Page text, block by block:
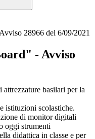
28966 del 6/09/2021
- Avviso
basilari per la
istituzioni scolastiche.
di monitor digitali
oggi strumenti
didattica in classe e per